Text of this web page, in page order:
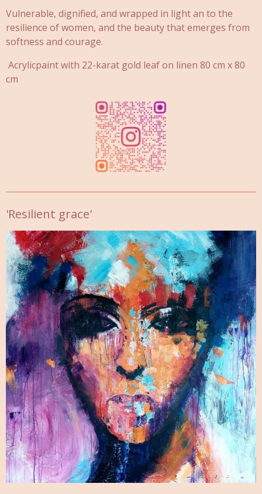
Vulnerable, dignified, and wrapped in light an to the
resilience of women, and the beauty that emerges from
softness and courage.
Acrylicpaint with 22-karat gold leaf on linen 80 cm x 80
cm
'Resilient grace'